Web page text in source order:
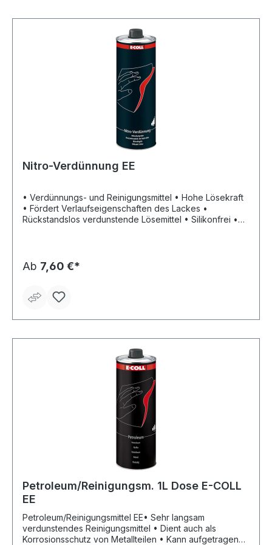
Nitro-Verdünnung EE
• Verdünnungs- und Reinigungsmittel • Hohe Lösekraft
• Fördert Verlaufseigenschaften des Lackes •
Rückstandslos verdunstende Lösemittel • Silikonfrei •
Ab 7,60 €*
Petroleum/Reinigungsm. 1L Dose E-COLL
EE
Petroleum/Reinigungsmittel EE• Sehr langsam
verdunstendes Reinigungsmittel • Dient auch als
Korrosionsschutz von Metallteilen • Kann aufgetragen